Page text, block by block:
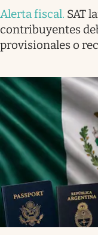
Alerta fiscal. SAT
contribuyentes
provisionales o